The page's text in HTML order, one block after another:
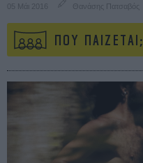
05 Μάι 2016 Θανάσης Πατσαβός
ΠΟΥ ΠΑΙΖΕΤΑΙ;